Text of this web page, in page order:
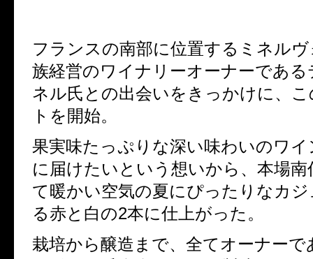
フランスの南部に位置するミネル
族経営のワイナリーオーナーである
ネル氏との出会いをきっかけに、
トを開始。
果実味たっぷりな深い味わいのワ
に届けたいという想いから、 本場南
て暖かい空気の夏にぴったりなカ
る赤と白の2本に仕上がった。
栽培から醸造まで、全てオーナー